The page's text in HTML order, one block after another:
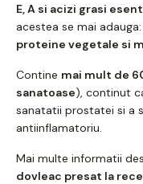
E, A si acizi grasi
acestea se mai adauga:
proteine vegetale si
Contine mai mult de
sanatoase), continut
sanatatii prostatei si a
antiinflamatoriu.
Mai multe informatii
dovleac presat la rece